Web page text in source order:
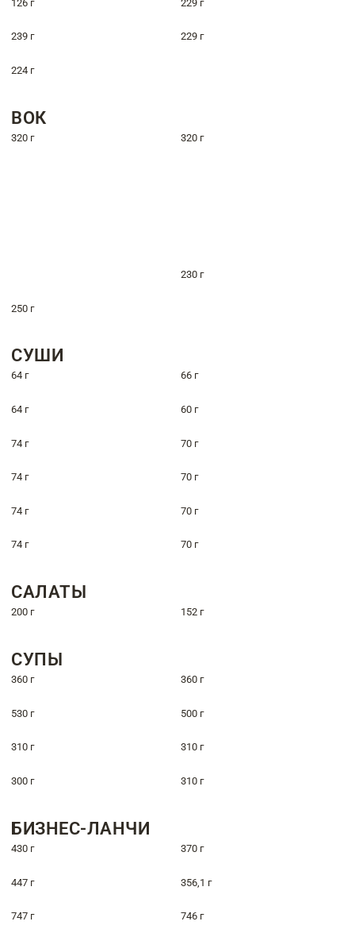
126 г 229 г
239 г 229 г
224 г
ВОК
320 г 320 г
230 г
250 г
СУШИ
64 г 66 г
64 г 60 г
74 г 70 г
74 г 70 г
74 г 70 г
74 г 70 г
САЛАТЫ
200 г 152 г
СУПЫ
360 г 360 г
530 г 500 г
310 г 310 г
300 г 310 г
БИЗНЕС-ЛАНЧИ
430 г 370 г
447 г 356,1 г
747 г 746 г